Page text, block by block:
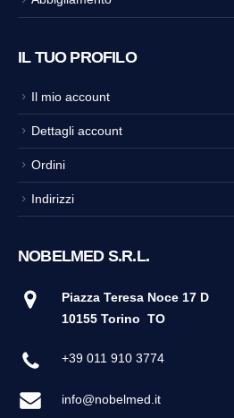
IL TUO PROFILO
Il mio account
Dettagli account
Ordini
Indirizzi
NOBELMED S.R.L.
Piazza Teresa Noce 17 D
10155 Torino TO
+39 011 910 3774
info@nobelmed.it